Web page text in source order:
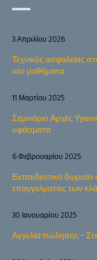
Τεχνικός ασφαλείας
νέα μαθήματα
3 Απριλίου 2026
Σεμινάριο Αρχές
υφάσματα
11 Μαρτίου 2025
Εκπαιδευτικό δωρεάν
επαγγελματίες των
6 Φεβρουαρίου 2025
Αγγελία πώλησης –
30 Ιανουαρίου 2025